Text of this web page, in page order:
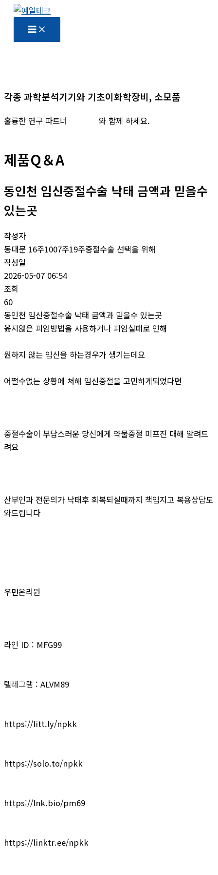
기
각종 과학분석기기와 기초이화학장비, 소모품
훌륭한 연구 파트너 와 함께 하세요.
제품Q＆A
동인천 임신중절수술 낙태 금액과 믿을수
있는곳
작성자
동대문 16주1007주19주중절수술 선택을 위해
작성일
2026-05-07 06:54
조회
60
동인천 임신중절수술 낙태 금액과 믿을수 있는곳
옳지않은 피임방법을 사용하거나 피임실패로 인해
원하지 않는 임신을 하는경우가 생기는데요
어쩔수없는 상황에 처해 임신중절을 고민하게되었다면
중절수술이 부담스러운 당신에게 약물중절 미프진 대해 알려드
려요
산부인과 전문의가 낙태후 회복되실때까지 책임지고 복용상담도
와드립니다
우먼온리원
라인 ID : MFG99
텔레그램 : ALVM89
https://litt.ly/npkk
https://solo.to/npkk
https://lnk.bio/pm69
https://linktr.ee/npkk